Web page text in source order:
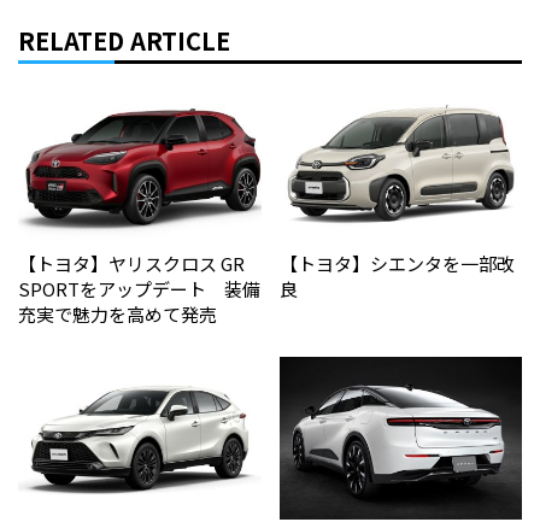
RELATED ARTICLE
【トヨタ】ヤリスクロス GR
SPORTをアップデート 装備
充実で魅力を高めて発売
【トヨタ】シエンタを一部改
良